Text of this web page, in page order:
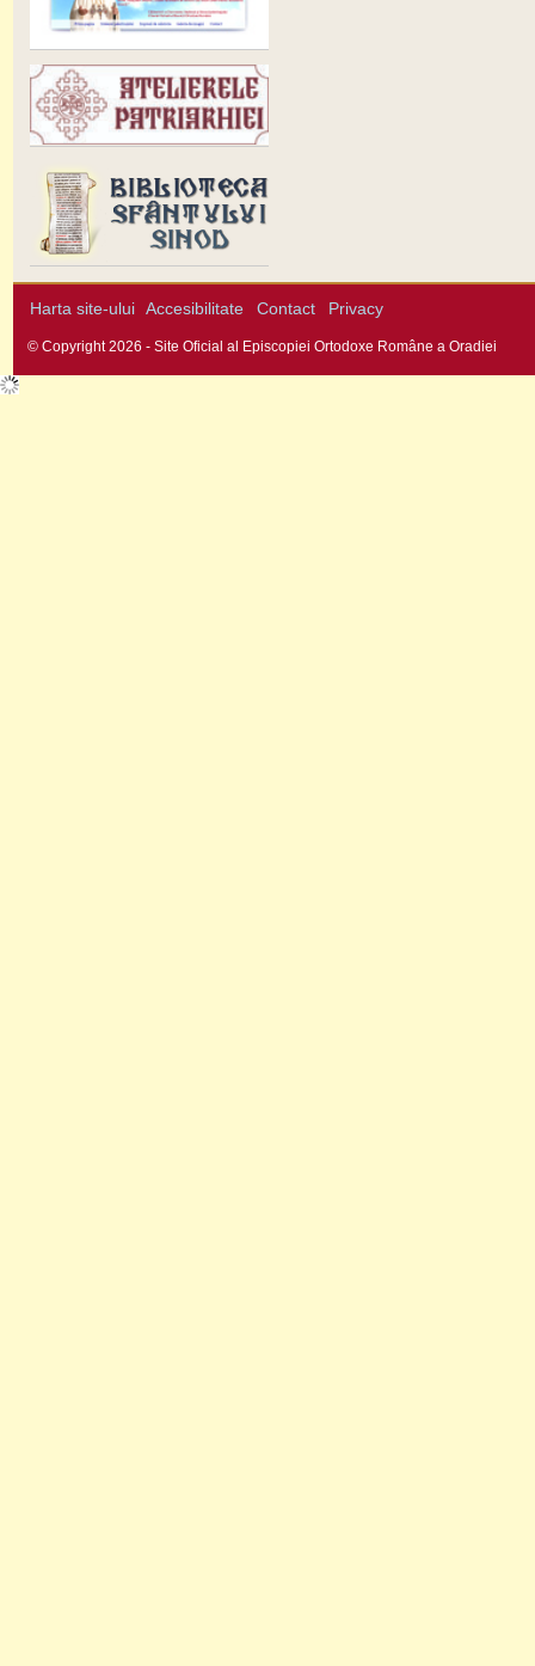
Harta site-ului Accesibilitate Contact Privacy
© Copyright 2026 - Site Oficial al Episcopiei Ortodoxe Române a Oradiei